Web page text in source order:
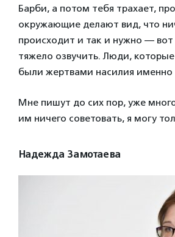
Барби, а потом тебя трахает,
окружающие делают вид, что
происходит и так и нужно —
тяжело озвучить. Люди,
были жертвами насилия именно
Мне пишут до сих пор, уже
им ничего советовать, я могу
Надежда Замотаева